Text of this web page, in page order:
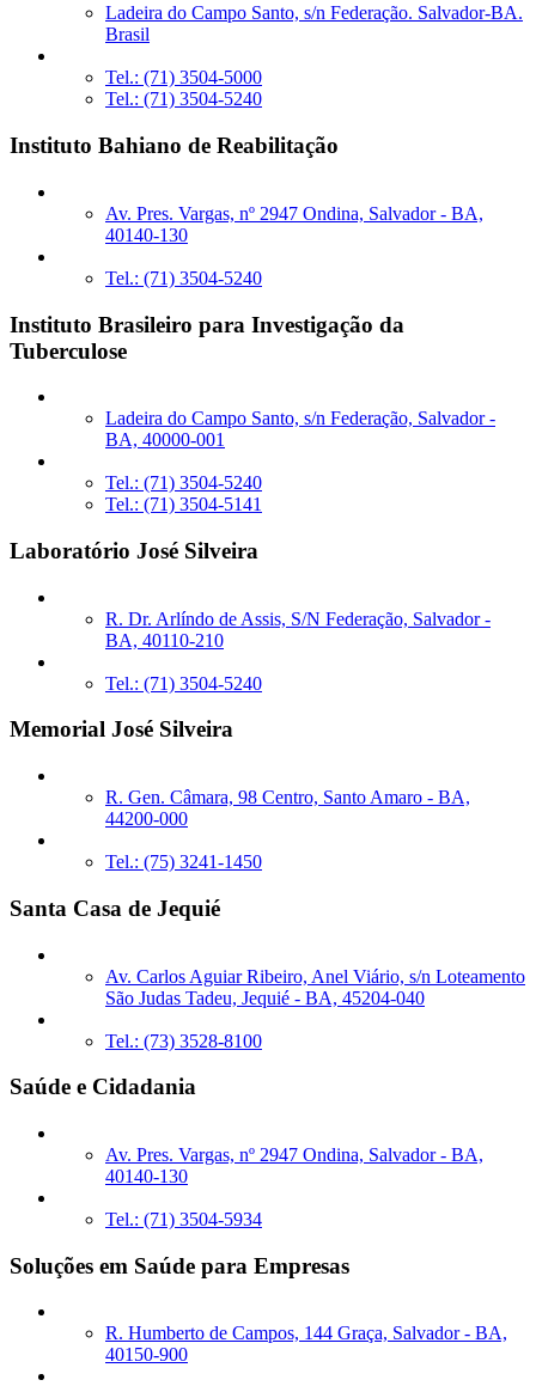
Ladeira do Campo Santo, s/n Federação. Salvador-BA.
Brasil
Tel.: (71) 3504-5000
Tel.: (71) 3504-5240
Instituto Bahiano de Reabilitação
Av. Pres. Vargas, nº 2947 Ondina, Salvador - BA,
40140-130
Tel.: (71) 3504-5240
Instituto Brasileiro para Investigação da
Tuberculose
Ladeira do Campo Santo, s/n Federação, Salvador -
BA, 40000-001
Tel.: (71) 3504-5240
Tel.: (71) 3504-5141
Laboratório José Silveira
R. Dr. Arlíndo de Assis, S/N Federação, Salvador -
BA, 40110-210
Tel.: (71) 3504-5240
Memorial José Silveira
R. Gen. Câmara, 98 Centro, Santo Amaro - BA,
44200-000
Tel.: (75) 3241-1450
Santa Casa de Jequié
Av. Carlos Aguiar Ribeiro, Anel Viário, s/n Loteamento
São Judas Tadeu, Jequié - BA, 45204-040
Tel.: (73) 3528-8100
Saúde e Cidadania
Av. Pres. Vargas, nº 2947 Ondina, Salvador - BA,
40140-130
Tel.: (71) 3504-5934
Soluções em Saúde para Empresas
R. Humberto de Campos, 144 Graça, Salvador - BA,
40150-900